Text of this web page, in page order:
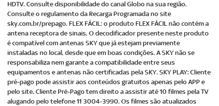
HDTV. Consulte disponibilidade do canal Globo na sua região.
Consulte o regulamento da Recarga Programada no site
sky.com.br/prepago. FLEX FÁCIL: o produto FLEX FÁCIL não contém a
antena receptora de sinais. O decodificador presente neste produto
é compatível com antenas SKY que já estejam previamente
instaladas no local, desde que em boas condições. A SKY não se
responsabiliza nem garante a compatibilidade entre seus
equipamentos e antenas não certificadas pela SKY. SKY PLAY: Cliente
pré-pago pode assistir aos conteúdos gratuitos apenas pelo APP e
pelo site. Cliente Pré-Pago tem direito a assistir até 10 filmes pela TV
alugando pelo telefone 11 3004-3990. Os filmes são atualizados